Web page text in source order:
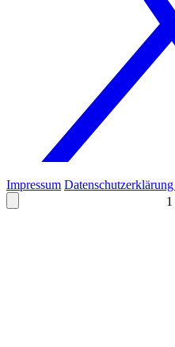
1
Impressum Datenschutzerklärung